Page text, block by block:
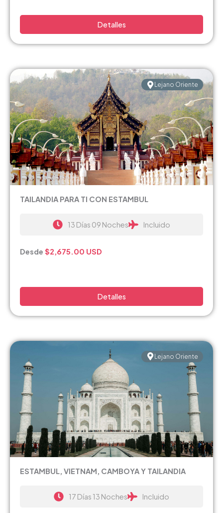
Detalles
Lejano Oriente
TAILANDIA PARA TI CON ESTAMBUL
13 Días 09 Noches Incluido
Desde $2,675.00 USD
Detalles
Lejano Oriente
ESTAMBUL, VIETNAM, CAMBOYA Y TAILANDIA
17 Días 13 Noches Incluido